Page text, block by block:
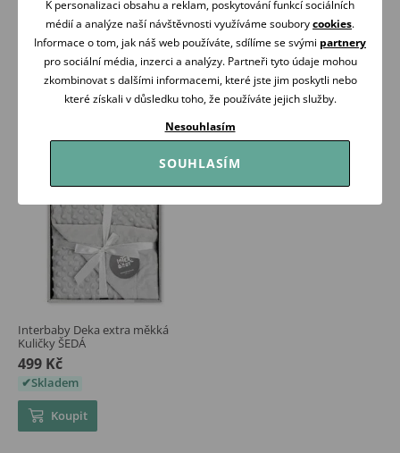
Kuličky RŮŽOVÁ
499 Kč
Koupit
Kuličky STARORŮŽOVÁ
499 Kč
Skladem
Koupit
Interbaby Deka extra měkká
Kuličky ŠEDÁ
499 Kč
Skladem
Koupit
K personalizaci obsahu a reklam, poskytování funkcí sociálních
médií a analýze naší návštěvnosti využíváme souborycookies.
Informace o tom, jak náš web používáte, sdílíme se svými partnery
pro sociální média, inzerci a analýzy. Partneři tyto údaje mohou
zkombinovat s dalšími informacemi, které jste jim poskytli nebo
které získali v důsledku toho, že používáte jejich služby.
Nesouhlasím
SOUHLASÍM